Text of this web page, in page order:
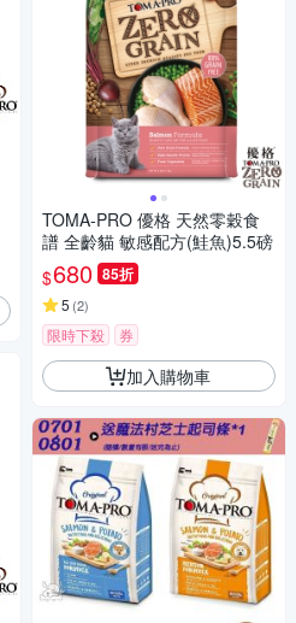
TOMA-PRO 優格 天然零穀食
譜 全齡貓 敏感配方(鮭魚)5.5磅
$680 85折
5 (2)
限時下殺 券
加入購物車